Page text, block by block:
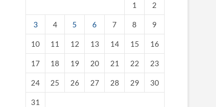
1 2
3 4 5 6 7 8 9
10 11 12 13 14 15 16
17 18 19 20 21 22 23
24 25 26 27 28 29 30
31